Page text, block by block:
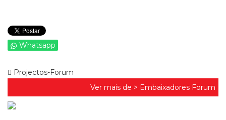
Whatsapp
Projectos-Forum
Ver mais de > Embaixadores Forum